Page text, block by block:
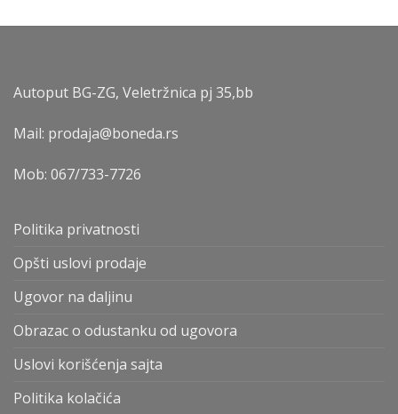
Autoput BG-ZG, Veletržnica pj 35,bb
Mail: prodaja@boneda.rs
Mob: 067/733-7726
Politika privatnosti
Opšti uslovi prodaje
Ugovor na daljinu
Obrazac o odustanku od ugovora
Uslovi korišćenja sajta
Politika kolačića